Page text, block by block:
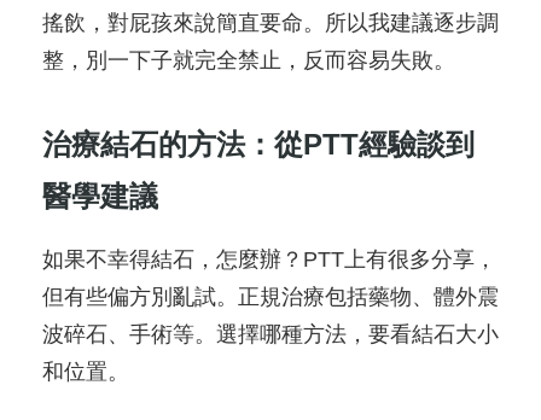
搖飲，對屁孩來說簡直要命。所以我建議逐步調
整，別一下子就完全禁止，反而容易失敗。
治療結石的方法：從PTT經驗談到
醫學建議
如果不幸得結石，怎麼辦？PTT上有很多分享，
但有些偏方別亂試。正規治療包括藥物、體外震
波碎石、手術等。選擇哪種方法，要看結石大小
和位置。